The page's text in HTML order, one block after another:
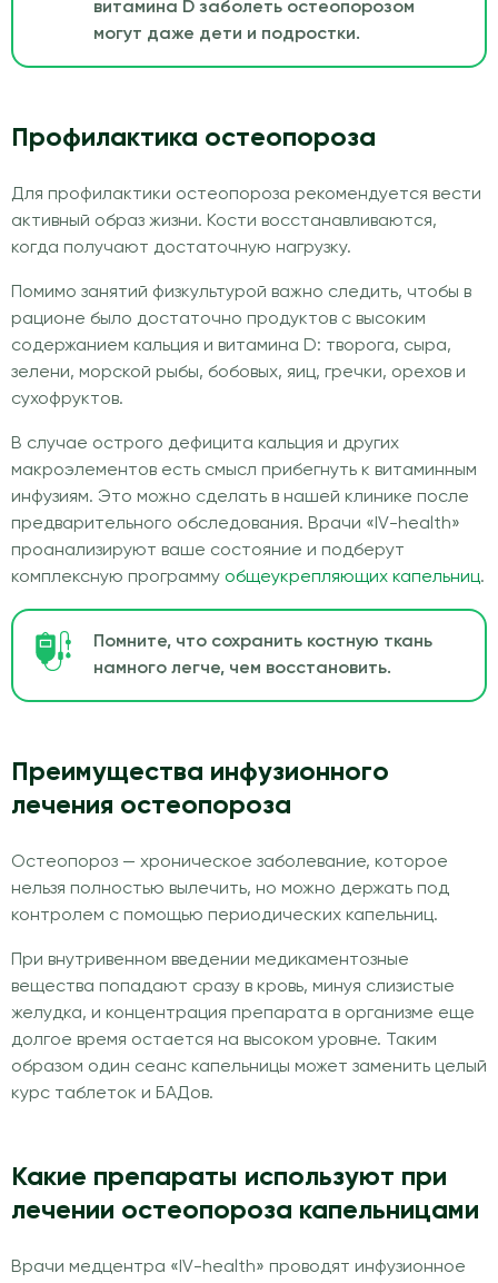
витамина D заболеть остеопорозом
могут даже дети и подростки.
Профилактика остеопороза
Для профилактики остеопороза рекомендуется вести
активный образ жизни. Кости восстанавливаются,
когда получают достаточную нагрузку.
Помимо занятий физкультурой важно следить, чтобы в
рационе было достаточно продуктов с высоким
содержанием кальция и витамина D: творога, сыра,
зелени, морской рыбы, бобовых, яиц, гречки, орехов и
сухофруктов.
В случае острого дефицита кальция и других
макроэлементов есть смысл прибегнуть к витаминным
инфузиям. Это можно сделать в нашей клинике после
предварительного обследования. Врачи «IV-health»
проанализируют ваше состояние и подберут
комплексную программу общеукрепляющих капельниц.
Помните, что сохранить костную ткань
намного легче, чем восстановить.
Преимущества инфузионного
лечения остеопороза
Остеопороз — хроническое заболевание, которое
нельзя полностью вылечить, но можно держать под
контролем с помощью периодических капельниц.
При внутривенном введении медикаментозные
вещества попадают сразу в кровь, минуя слизистые
желудка, и концентрация препарата в организме еще
долгое время остается на высоком уровне. Таким
образом один сеанс капельницы может заменить целый
курс таблеток и БАДов.
Какие препараты используют при
лечении остеопороза капельницами
Врачи медцентра «IV-health» проводят инфузионное